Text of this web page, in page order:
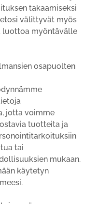
takaamiseksi
välittyvät myös
luottoa myöntävälle
osapuolten
jotta voimme
tuotteita ja
tai
mukaan.
käytetyn